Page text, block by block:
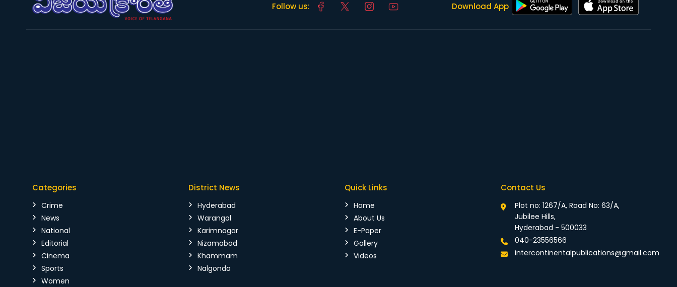
Follow us: Download App
Categories
Crime
News
National
Editorial
Cinema
Sports
Women
District News
Hyderabad
Warangal
Karimnagar
Nizamabad
Khammam
Nalgonda
Quick Links
Home
About Us
E-Paper
Gallery
Videos
Contact Us
Plot no: 1267/A, Road No: 63/A,
Jubilee Hills,
Hyderabad - 500033
040-23556566
intercontinentalpublications@gmail.com